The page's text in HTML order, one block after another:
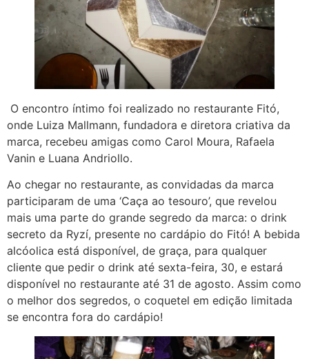
O encontro íntimo foi realizado no restaurante Fitó,
onde Luiza Mallmann, fundadora e diretora criativa da
marca, recebeu amigas como Carol Moura, Rafaela
Vanin e Luana Andriollo.
Ao chegar no restaurante, as convidadas da marca
participaram de uma ‘Caça ao tesouro’, que revelou
mais uma parte do grande segredo da marca: o drink
secreto da Ryzí, presente no cardápio do Fitó! A bebida
alcóolica está disponível, de graça, para qualquer
cliente que pedir o drink até sexta-feira, 30, e estará
disponível no restaurante até 31 de agosto. Assim como
o melhor dos segredos, o coquetel em edição limitada
se encontra fora do cardápio!